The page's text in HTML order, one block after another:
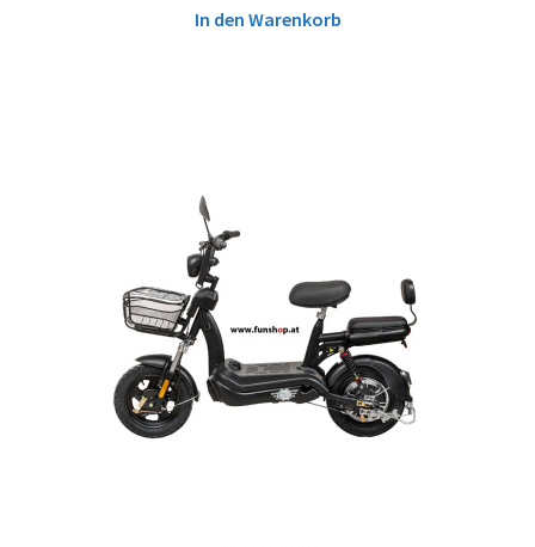
In den Warenkorb